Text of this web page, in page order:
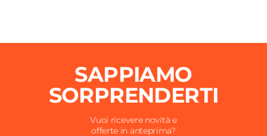
SAPPIAMO
SORPRENDERTI
Vuoi ricevere novità e
offerte in anteprima?